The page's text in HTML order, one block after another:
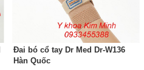
Đai bó cổ tay Dr Med Dr-W136
Hàn Quốc